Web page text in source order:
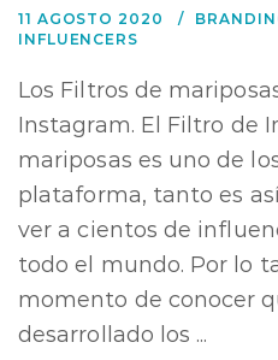
11 AGOSTO 2020
INFLUENCERS
Los Filtros de
Instagram. El Filtro de
mariposas es uno de
plataforma, tanto es
ver a cientos de
todo el mundo. Por lo
momento de conocer
desarrollado los ...